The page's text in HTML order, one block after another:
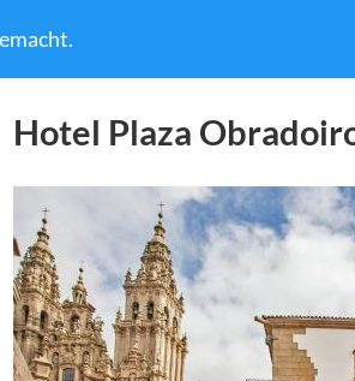
Hotel Plaza